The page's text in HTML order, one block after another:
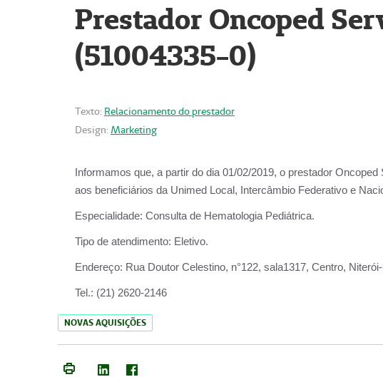
Prestador Oncoped
(51004335-0)
Texto: Relacionamento do prestador
Design: Marketing
Informamos que, a partir do dia 01/02/2019, o prestador Oncoped
aos beneficiários da Unimed Local, Intercâmbio Federativo e
Especialidade: Consulta de Hematologia Pediátrica.
Tipo de atendimento: Eletivo.
Endereço: Rua Doutor Celestino, n°122, sala1317, Centro,
Tel.: (21) 2620-2146
NOVAS AQUISIÇÕES